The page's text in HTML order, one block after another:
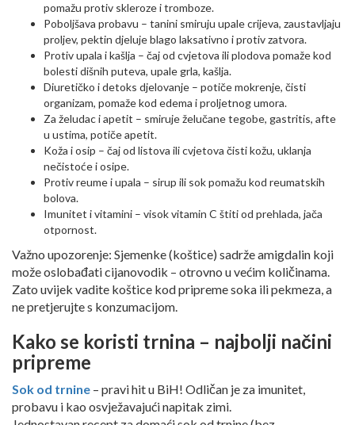
pomažu protiv skleroze i tromboze.
Poboljšava probavu – tanini smiruju upale crijeva, zaustavljaju
proljev, pektin djeluje blago laksativno i protiv zatvora.
Protiv upala i kašlja – čaj od cvjetova ili plodova pomaže kod
bolesti dišnih puteva, upale grla, kašlja.
Diuretičko i detoks djelovanje – potiče mokrenje, čisti
organizam, pomaže kod edema i proljetnog umora.
Za želudac i apetit – smiruje želučane tegobe, gastritis, afte
u ustima, potiče apetit.
Koža i osip – čaj od listova ili cvjetova čisti kožu, uklanja
nečistoće i osipe.
Protiv reume i upala – sirup ili sok pomažu kod reumatskih
bolova.
Imunitet i vitamini – visok vitamin C štiti od prehlada, jača
otpornost.
Važno upozorenje: Sjemenke (koštice) sadrže amigdalin koji
može oslobađati cijanovodik – otrovno u većim količinama.
Zato uvijek vadite koštice kod pripreme soka ili pekmeza, a
ne pretjerujte s konzumacijom.
Kako se koristi trnina – najbolji načini
pripreme
Sok od trnine – pravi hit u BiH! Odličan je za imunitet,
probavu i kao osvježavajući napitak zimi.